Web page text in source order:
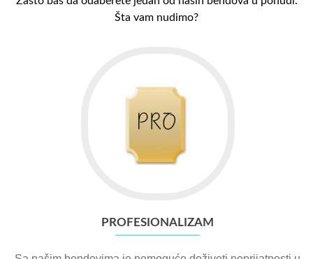
Šta vam nudimo?
PROFESIONALIZAM